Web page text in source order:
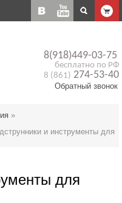
8(918)449-03-75
бесплатно по РФ
8 (861) 274-53-40
Обратный звонок
»
и инструменты для
для